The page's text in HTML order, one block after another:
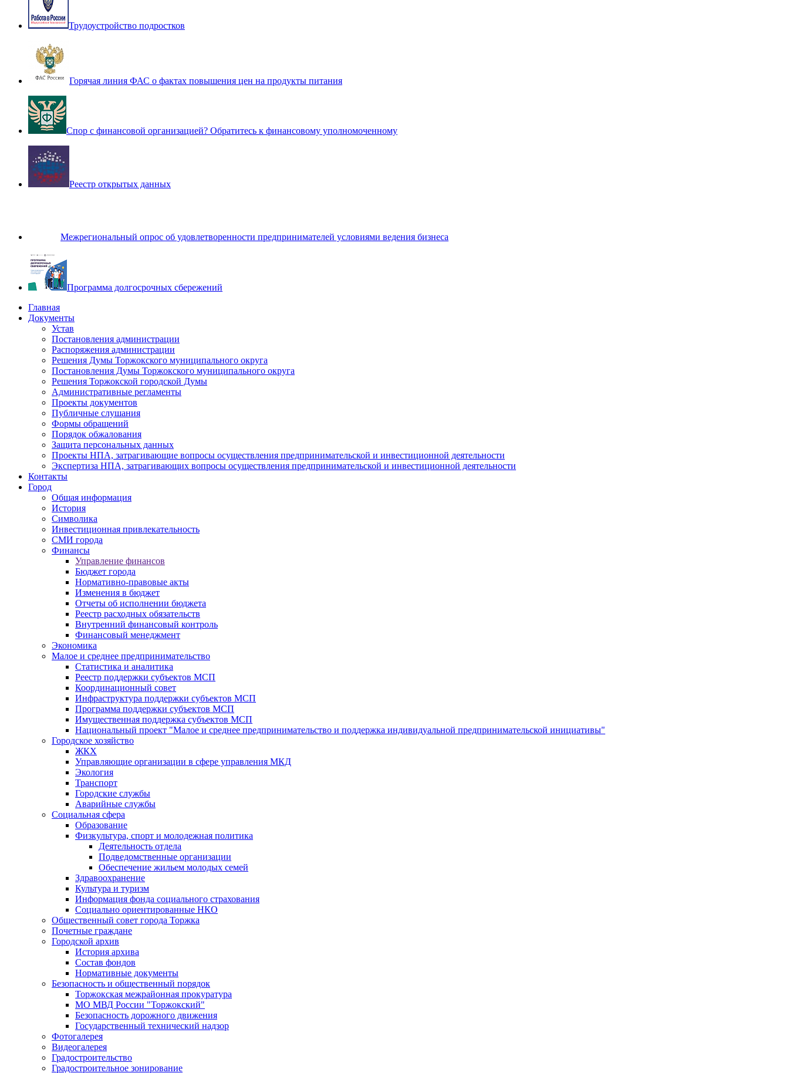
Трудоустройство подростков
Горячая линия ФАС о фактах повышения цен на продукты питания
Спор с финансовой организацией? Обратитесь к финансовому уполномоченному
Реестр открытых данных
Межрегиональный опрос об удовлетворенности предпринимателей условиями ведения бизнеса
Программа долгосрочных сбережений
Главная
Документы
Устав
Постановления администрации
Распоряжения администрации
Решения Думы Торжокского муниципального округа
Постановления Думы Торжокского муниципального округа
Решения Торжокской городской Думы
Административные регламенты
Проекты документов
Публичные слушания
Формы обращений
Порядок обжалования
Защита персональных данных
Проекты НПА, затрагивающие вопросы осуществления предпринимательской и инвестиционной деятельности
Экспертиза НПА, затрагивающих вопросы осуществления предпринимательской и инвестиционной деятельности
Контакты
Город
Общая информация
История
Символика
Инвестиционная привлекательность
СМИ города
Финансы
Управление финансов
Бюджет города
Нормативно-правовые акты
Изменения в бюджет
Отчеты об исполнении бюджета
Реестр расходных обязательств
Внутренний финансовый контроль
Финансовый менеджмент
Экономика
Малое и среднее предпринимательство
Статистика и аналитика
Реестр поддержки субъектов МСП
Координационный совет
Инфраструктура поддержки субъектов МСП
Программа поддержки субъектов МСП
Имущественная поддержка субъектов МСП
Национальный проект "Малое и среднее предпринимательство и поддержка индивидуальной предпринимательской инициативы"
Городское хозяйство
ЖКХ
Управляющие организации в сфере управления МКД
Экология
Транспорт
Городские службы
Аварийные службы
Социальная сфера
Образование
Физкультура, спорт и молодежная политика
Деятельность отдела
Подведомственные организации
Обеспечение жильем молодых семей
Здравоохранение
Культура и туризм
Информация фонда социального страхования
Социально ориентированные НКО
Общественный совет города Торжка
Почетные граждане
Городской архив
История архива
Состав фондов
Нормативные документы
Безопасность и общественный порядок
Торжокская межрайонная прокуратура
МО МВД России "Торжокский"
Безопасность дорожного движения
Государственный технический надзор
Фотогалерея
Видеогалерея
Градостроительство
Градостроительное зонирование